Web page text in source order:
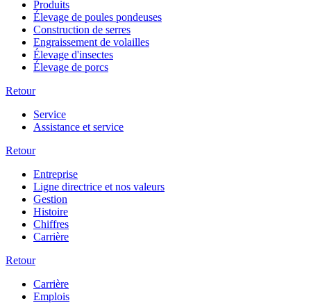
Produits
Élevage de poules pondeuses
Construction de serres
Engraissement de volailles
Élevage d'insectes
Élevage de porcs
Retour
Service
Assistance et service
Retour
Entreprise
Ligne directrice et nos valeurs
Gestion
Histoire
Chiffres
Carrière
Retour
Carrière
Emplois